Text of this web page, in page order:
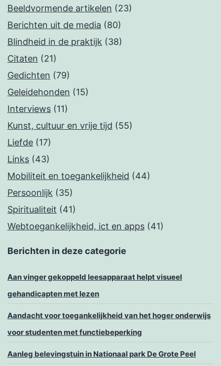
Beeldvormende artikelen (23)
Berichten uit de media (80)
Blindheid in de praktijk (38)
Citaten (21)
Gedichten (79)
Geleidehonden (15)
Interviews (11)
Kunst, cultuur en vrije tijd (55)
Liefde (17)
Links (43)
Mobiliteit en toegankelijkheid (44)
Persoonlijk (35)
Spiritualiteit (41)
Webtoegankelijkheid, ict en apps (41)
Berichten in deze categorie
Aan vinger gekoppeld leesapparaat helpt visueel
gehandicapten met lezen
Aandacht voor toegankelijkheid van het hoger onderwijs
voor studenten met functiebeperking
Aanleg belevingstuin in Nationaal park De Grote Peel